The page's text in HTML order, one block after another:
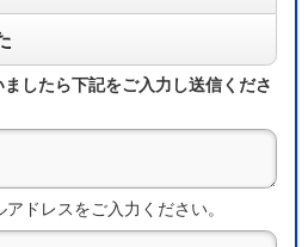
したら下記をご入力し送信くださ
ドレスをご入力ください。